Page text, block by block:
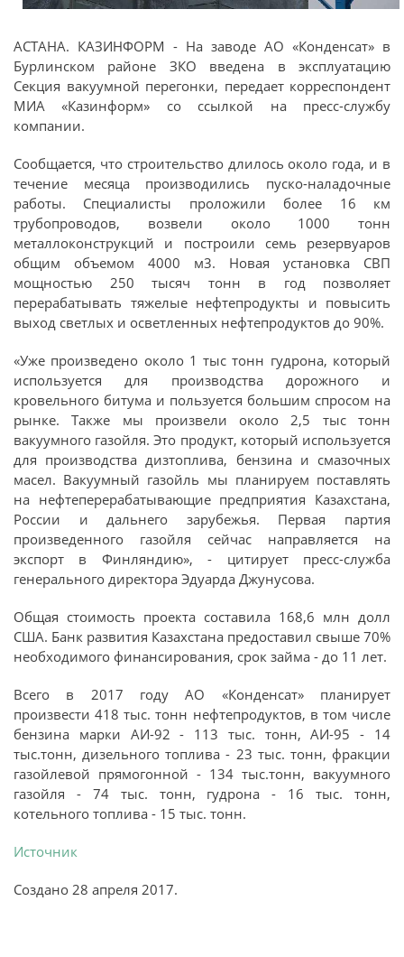
АСТАНА. КАЗИНФОРМ - На заводе АО «Конденсат» в
Бурлинском районе ЗКО введена в эксплуатацию
Секция вакуумной перегонки, передает корреспондент
МИА «Казинформ» со ссылкой на пресс-службу
компании.
Сообщается, что строительство длилось около года, и в
течение месяца производились пуско-наладочные
работы. Специалисты проложили более 16 км
трубопроводов, возвели около 1000 тонн
металлоконструкций и построили семь резервуаров
общим объемом 4000 м3. Новая установка СВП
мощностью 250 тысяч тонн в год позволяет
перерабатывать тяжелые нефтепродукты и повысить
выход светлых и осветленных нефтепродуктов до 90%.
«Уже произведено около 1 тыс тонн гудрона, который
используется для производства дорожного и
кровельного битума и пользуется большим спросом на
рынке. Также мы произвели около 2,5 тыс тонн
вакуумного газойля. Это продукт, который используется
для производства дизтоплива, бензина и смазочных
масел. Вакуумный газойль мы планируем поставлять
на нефтеперерабатывающие предприятия Казахстана,
России и дальнего зарубежья. Первая партия
произведенного газойля сейчас направляется на
экспорт в Финляндию», - цитирует пресс-служба
генерального директора Эдуарда Джунусова.
Общая стоимость проекта составила 168,6 млн долл
США. Банк развития Казахстана предоставил свыше 70%
необходимого финансирования, срок займа - до 11 лет.
Всего в 2017 году АО «Конденсат» планирует
произвести 418 тыс. тонн нефтепродуктов, в том числе
бензина марки АИ-92 - 113 тыс. тонн, АИ-95 - 14
тыс.тонн, дизельного топлива - 23 тыс. тонн, фракции
газойлевой прямогонной - 134 тыс.тонн, вакуумного
газойля - 74 тыс. тонн, гудрона - 16 тыс. тонн,
котельного топлива - 15 тыс. тонн.
Источник
Создано 28 апреля 2017.